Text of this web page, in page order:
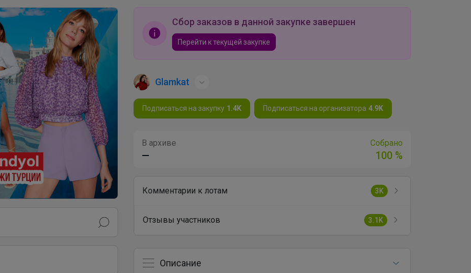
Сбор заказов в данной закупке завершен
Перейти к текущей закупке
Glamkat
Подписаться на закупку 1.4K Подписаться на организатора 4.9K
В архиве
—
Собрано
100 %
Комментарии к лотам 3K
Отзывы участников 3.1K
Описание